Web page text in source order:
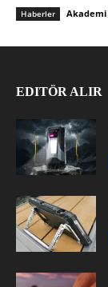
Haberler
EDITÖR ALIR